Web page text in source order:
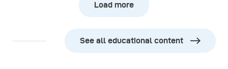
Load more
See all educational content